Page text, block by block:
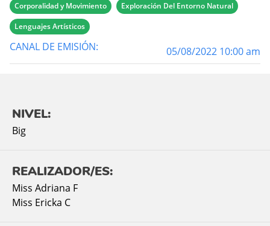
Corporalidad y Movimiento
Exploración Del Entorno Natural
Lenguajes Artísticos
CANAL DE EMISIÓN: 05/08/2022 10:00 am
NIVEL:
Big
REALIZADOR/ES:
Miss Adriana F
Miss Ericka C